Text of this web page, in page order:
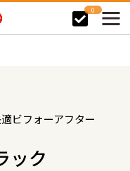
0
ビフォーアフター
ック